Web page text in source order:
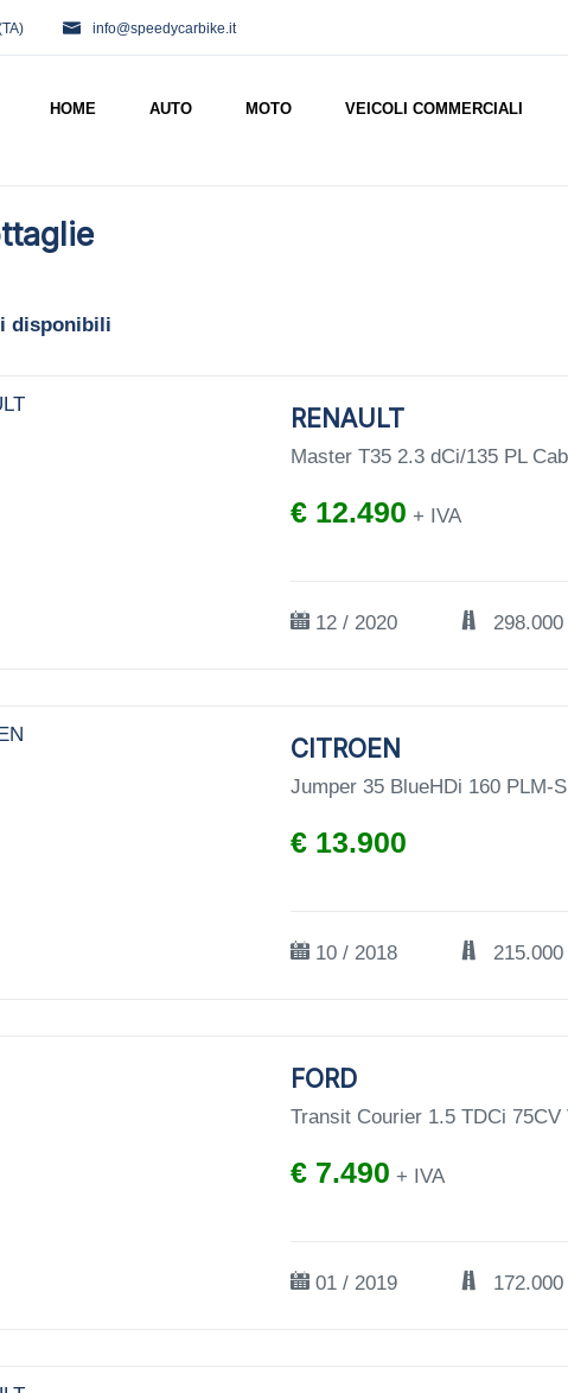
info@speedycarbike.it
HOME AUTO MOTO VEICOLI COMMERCIALI
disponibili
RENAULT
Master T35 2.3 dCi/135 PL
€ 12.490 + IVA
12 / 2020 298.000
CITROEN
Jumper 35 BlueHDi 160 PLM-
€ 13.900
10 / 2018 215.000
FORD
Transit Courier 1.5 TDCi 75CV
€ 7.490 + IVA
01 / 2019 172.000